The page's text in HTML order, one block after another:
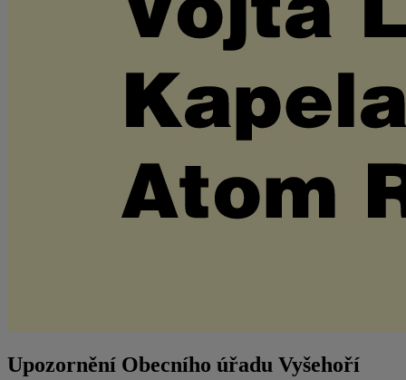
Upozornění Obecního úřadu Vyšehoří